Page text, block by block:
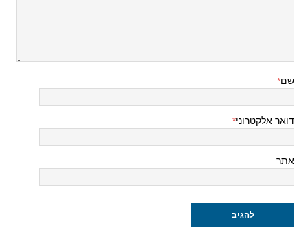
שם*
דואר אלקטרוני*
אתר